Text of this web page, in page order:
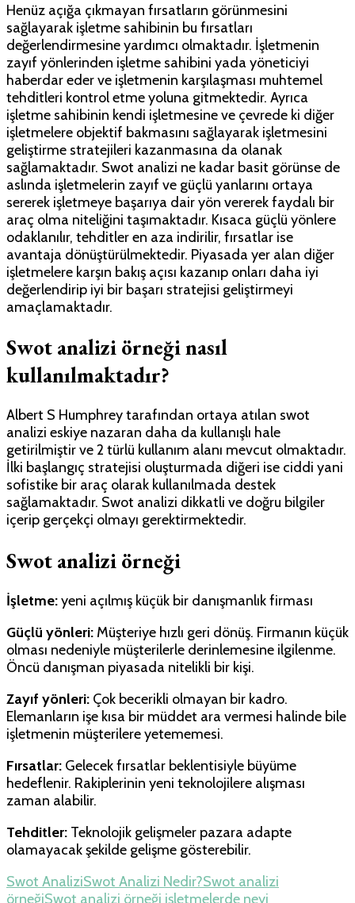
Henüz açığa çıkmayan fırsatların görünmesini
sağlayarak işletme sahibinin bu fırsatları
değerlendirmesine yardımcı olmaktadır. İşletmenin
zayıf yönlerinden işletme sahibini yada yöneticiyi
haberdar eder ve işletmenin karşılaşması muhtemel
tehditleri kontrol etme yoluna gitmektedir. Ayrıca
işletme sahibinin kendi işletmesine ve çevrede ki diğer
işletmelere objektif bakmasını sağlayarak işletmesini
geliştirme stratejileri kazanmasına da olanak
sağlamaktadır. Swot analizi ne kadar basit görünse de
aslında işletmelerin zayıf ve güçlü yanlarını ortaya
sererek işletmeye başarıya dair yön vererek faydalı bir
araç olma niteliğini taşımaktadır. Kısaca güçlü yönlere
odaklanılır, tehditler en aza indirilir, fırsatlar ise
avantaja dönüştürülmektedir. Piyasada yer alan diğer
işletmelere karşın bakış açısı kazanıp onları daha iyi
değerlendirip iyi bir başarı stratejisi geliştirmeyi
amaçlamaktadır.
Swot analizi örneğinasıl
kullanılmaktadır?
Albert S Humphrey tarafından ortaya atılan swot
analizi eskiye nazaran daha da kullanışlı hale
getirilmiştir ve 2 türlü kullanım alanı mevcut olmaktadır.
İlki başlangıç stratejisi oluşturmada diğeri ise ciddi yani
sofistike bir araç olarak kullanılmada destek
sağlamaktadır. Swot analizi dikkatli ve doğru bilgiler
içerip gerçekçi olmayı gerektirmektedir.
Swot analizi örneği
İşletme:yeni açılmış küçük bir danışmanlık firması
Güçlü yönleri: Müşteriye hızlı geri dönüş. Firmanın küçük
olması nedeniyle müşterilerle derinlemesine ilgilenme.
Öncü danışman piyasada nitelikli bir kişi.
Zayıf yönleri: Çok becerikli olmayan bir kadro.
Elemanların işe kısa bir müddet ara vermesi halinde bile
işletmenin müşterilere yetememesi.
Fırsatlar: Gelecek fırsatlar beklentisiyle büyüme
hedeflenir. Rakiplerinin yeni teknolojilere alışması
zaman alabilir.
Tehditler: Teknolojik gelişmeler pazara adapte
olamayacak şekilde gelişme gösterebilir.
Swot AnaliziSwot Analizi Nedir?Swot analizi
örneğiSwot analizi örneği işletmelerde neyi